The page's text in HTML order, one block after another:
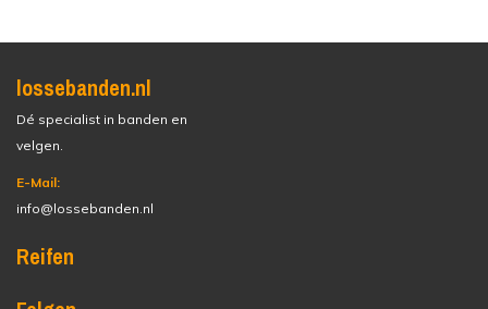
lossebanden.nl
Dé specialist in banden en
velgen.
E-Mail:
info@lossebanden.nl
Reifen